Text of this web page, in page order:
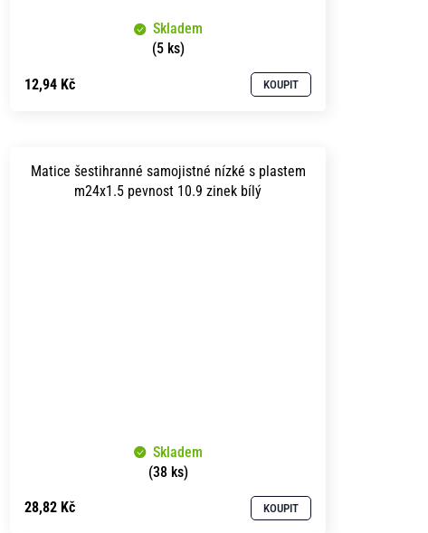
Skladem
(5 ks)
12,94 Kč KOUPIT
Matice šestihranné samojistné nízké s plastem
m24x1.5 pevnost 10.9 zinek bílý
Skladem
(38 ks)
28,82 Kč KOUPIT